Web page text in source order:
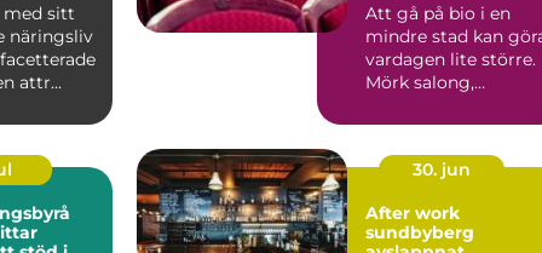
med sitt
näringsliv
attr...
Att gå på bio i en
mindre stad kan
vardagen lite större.
Mörk salong,
och en d...
30. jun
After work
sundbyberg